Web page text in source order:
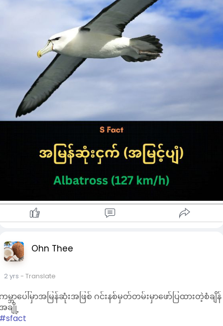
Ohn Thee
2 yrs - Translate
မ္ဘာပေါ်မှာအမြန်ဆုံးအဖြစ် ဂင်းနစ်မှတ်တမ်းမှာဖော်ပြထားတဲ့စံချိန်
ချို့